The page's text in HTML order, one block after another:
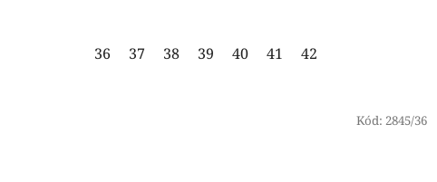
36 37 38 39 40 41 42
Kód:2845/36